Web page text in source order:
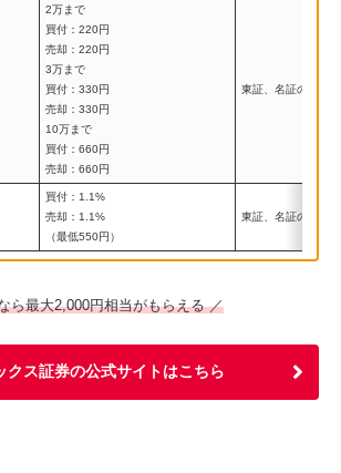
2万まで
買付：220円
売却：220円
3万まで
買付：330円
売却：330円
10万まで
買付：660円
売却：660円
東証、名証の全銘柄
買付：1.1%
売却：1.1%
（最低550円）
東証、名証の全銘柄
ら最大2,000円相当がもらえる ／
クス証券の公式サイトはこちら